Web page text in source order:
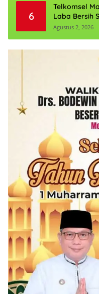
6
Telkomsel
Laba Bersih
Triliun
Agustus 2, 2026